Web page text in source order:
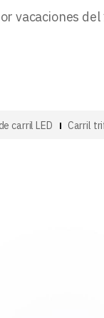
vacaciones
carril LED Carril